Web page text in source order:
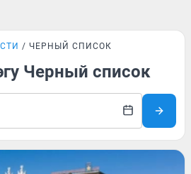
ЧЕРНЫЙ СПИСОК
Черный список